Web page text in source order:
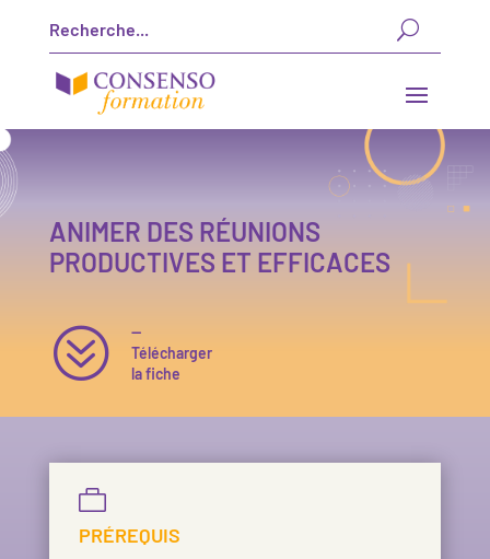
ANIMER DES RÉUNIONS
PRODUCTIVES ET EFFICACES
?
—
Télécharger
la fiche

PRÉREQUIS